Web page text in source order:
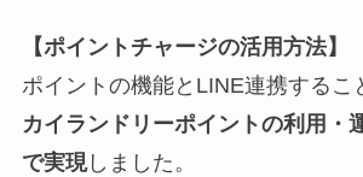
【ポイントチャージの活用方法】
ポイントの機能とLINE連携するこ
カイランドリーポイントの利用・
で実現しました。